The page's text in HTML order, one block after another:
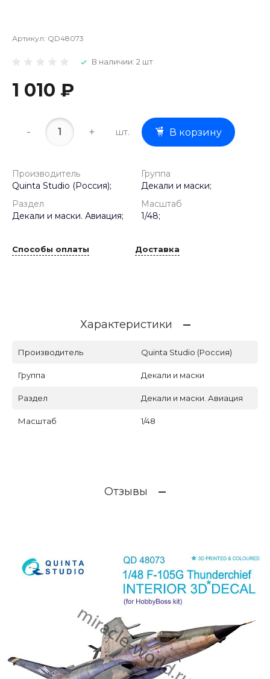
Артикул: QD48073
В наличии: 2 шт
1 010 ₽
- + шт. В корзину
Производитель
Quinta Studio (Россия);
Группа
Декали и маски;
Раздел
Декали и маски. Авиация;
Масштаб
1/48;
Способы оплаты Доставка
Характеристики
Производитель Quinta Studio (Россия)
Группа Декали и маски
Раздел Декали и маски. Авиация
Масштаб 1/48
Отзывы